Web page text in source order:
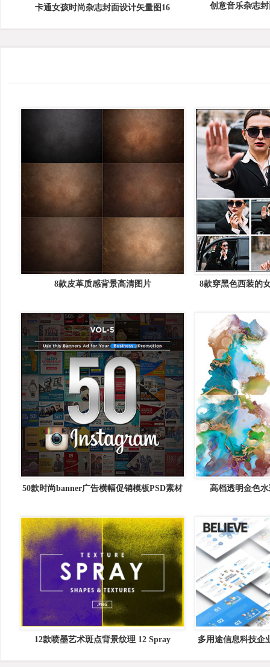
卡通女孩时尚杂志封面设计矢量图16 创意音乐杂志
8款皮革质感背景高清图片 8款穿黑色西装的
50款时尚banner广告横幅促销模板PSD素材 高档透明金色
12款喷墨艺术斑点背景纹理 12 Spray
多用途信息科技企